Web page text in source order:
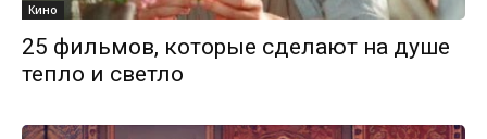
Кино
25 фильмов, которые сделают на душе
тепло и светло